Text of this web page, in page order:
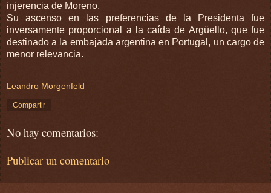
injerencia de Moreno.
Su ascenso en las preferencias de la Presidenta fue
inversamente proporcional a la caída de Argüello, que fue
destinado a la embajada argentina en Portugal, un cargo de
menor relevancia.
Leandro Morgenfeld
Compartir
No hay comentarios:
Publicar un comentario